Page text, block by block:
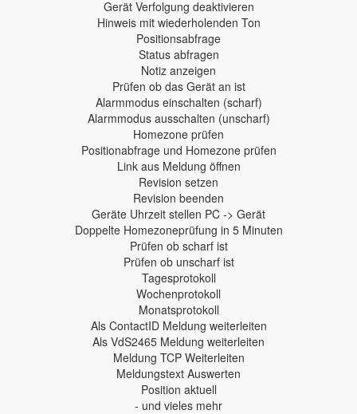
Gerät Verfolgung deaktivieren
Hinweis mit wiederholenden Ton
Positionsabfrage
Status abfragen
Notiz anzeigen
Prüfen ob das Gerät an ist
Alarmmodus einschalten (scharf)
Alarmmodus ausschalten (unscharf)
Homezone prüfen
Positionabfrage und Homezone prüfen
Link aus Meldung öffnen
Revision setzen
Revision beenden
Geräte Uhrzeit stellen PC -> Gerät
Doppelte Homezoneprüfung in 5 Minuten
Prüfen ob scharf ist
Prüfen ob unscharf ist
Tagesprotokoll
Wochenprotokoll
Monatsprotokoll
Als ContactID Meldung weiterleiten
Als VdS2465 Meldung weiterleiten
Meldung TCP Weiterleiten
Meldungstext Auswerten
Position aktuell
- und vieles mehr